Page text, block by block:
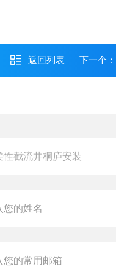
返回列表 下一个：